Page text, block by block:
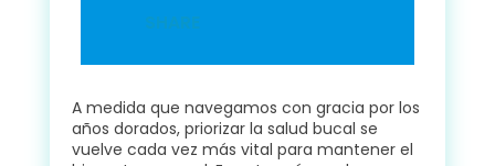
A medida que navegamos con gracia por los
años dorados, priorizar la salud bucal se
vuelve cada vez más vital para mantener el